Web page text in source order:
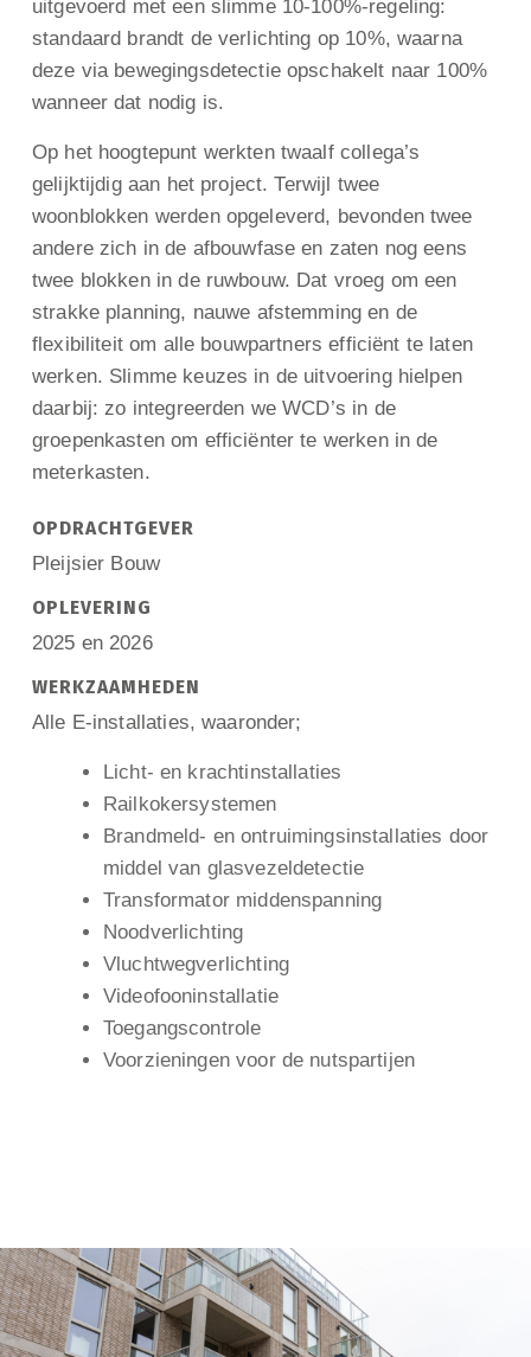
uitgevoerd met een slimme 10-100%-regeling:
standaard brandt de verlichting op 10%, waarna
deze via bewegingsdetectie opschakelt naar 100%
wanneer dat nodig is.
Op het hoogtepunt werkten twaalf collega’s
gelijktijdig aan het project. Terwijl twee
woonblokken werden opgeleverd, bevonden twee
andere zich in de afbouwfase en zaten nog eens
twee blokken in de ruwbouw. Dat vroeg om een
strakke planning, nauwe afstemming en de
flexibiliteit om alle bouwpartners efficiënt te laten
werken. Slimme keuzes in de uitvoering hielpen
daarbij: zo integreerden we WCD’s in de
groepenkasten om efficiënter te werken in de
meterkasten.
OPDRACHTGEVER
Pleijsier Bouw
OPLEVERING
2025 en 2026
WERKZAAMHEDEN
Alle E-installaties, waaronder;
Licht- en krachtinstallaties
Railkokersystemen
Brandmeld- en ontruimingsinstallaties door
middel van glasvezeldetectie
Transformator middenspanning
Noodverlichting
Vluchtwegverlichting
Videofooninstallatie
Toegangscontrole
Voorzieningen voor de nutspartijen